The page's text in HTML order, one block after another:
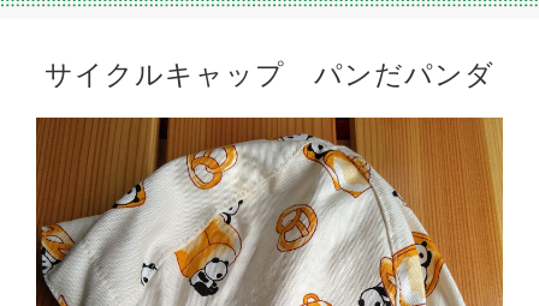
サイクルキャップ パンだパンダ